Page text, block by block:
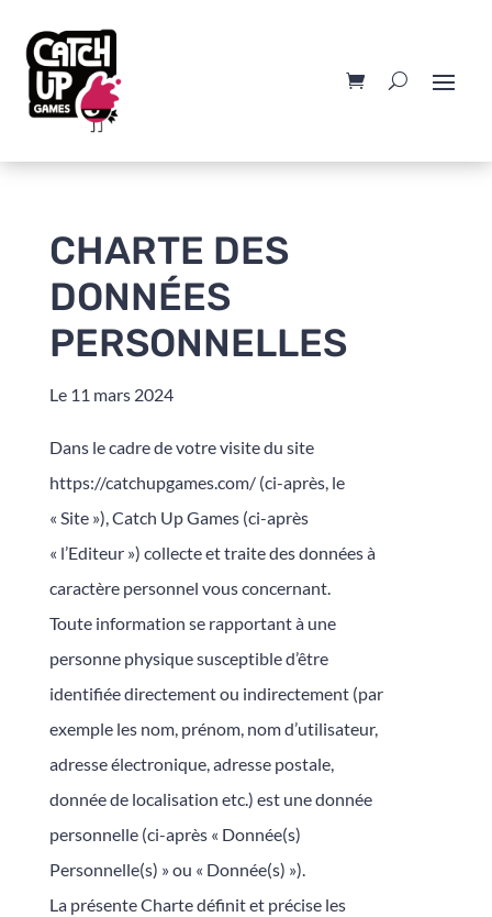
CHARTE DES
DONNÉES
PERSONNELLES
Le 11 mars 2024
Dans le cadre de votre visite du site
https://catchupgames.com/ (ci-après, le
« Site »), Catch Up Games (ci-après
« l’Editeur ») collecte et traite des données à
caractère personnel vous concernant.
Toute information se rapportant à une
personne physique susceptible d’être
identifiée directement ou indirectement (par
exemple les nom, prénom, nom d’utilisateur,
adresse électronique, adresse postale,
donnée de localisation etc.) est une donnée
personnelle (ci-après « Donnée(s)
Personnelle(s) » ou « Donnée(s) »).
La présente Charte définit et précise les